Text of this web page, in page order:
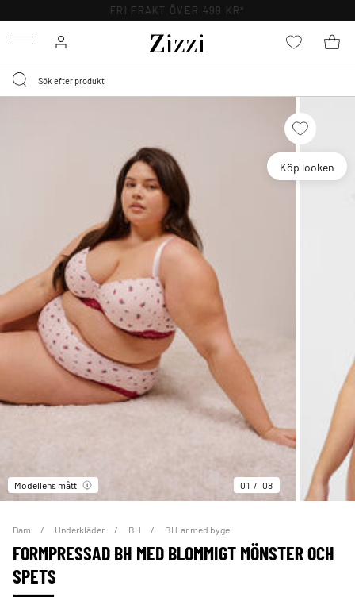
FRI FRAKT ÖVER 499 KR*
Menu
Köp looken
Modellens mått 01 08
Dam Underkläder BH BH:ar med bygel
FORMPRESSAD BH MED BLOMMIGT MÖNSTER OCH
SPETS